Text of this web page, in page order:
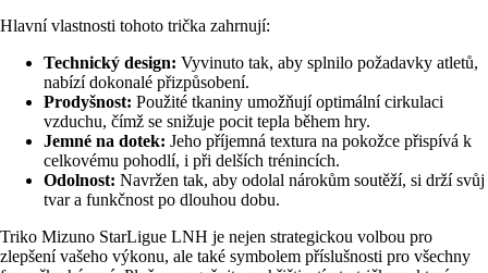
Hlavní vlastnosti tohoto trička zahrnují:
Technický design: Vyvinuto tak, aby splnilo požadavky atletů,
nabízí dokonalé přizpůsobení.
Prodyšnost: Použité tkaniny umožňují optimální cirkulaci
vzduchu, čímž se snižuje pocit tepla během hry.
Jemné na dotek: Jeho příjemná textura na pokožce přispívá k
celkovému pohodlí, i při delších trénincích.
Odolnost: Navržen tak, aby odolal nárokům soutěží, si drží svůj
tvar a funkčnost po dlouhou dobu.
Triko Mizuno StarLigue LNH je nejen strategickou volbou pro
zlepšení vašeho výkonu, ale také symbolem příslušnosti pro všechny